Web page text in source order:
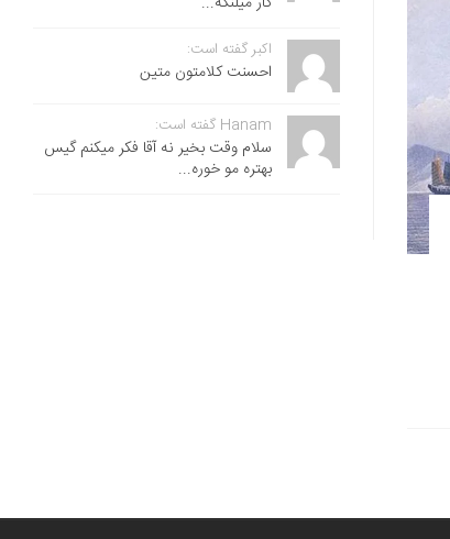
اکبر گفته است:
احسنت ‌کلامتون متین
Hanam گفته است:
سلام وقت بخیر نه آقا فکر میکنم گیس
بهتره مو خوره...